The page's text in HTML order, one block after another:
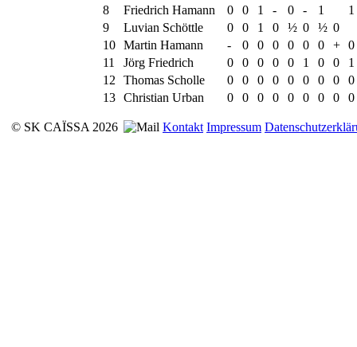
8
Friedrich Hamann 0 0 1 - 0 - 1
1
9
Luvian Schöttle 0 0 1 0 ½ 0 ½ 0
10 Martin Hamann - 0 0 0 0 0 0 + 0
11
Jörg Friedrich 0 0 0 0 0 1 0 0
1
12
Thomas Scholle 0 0 0 0 0 0 0 0
0
13 Christian Urban 0 0 0 0 0 0 0 0 0
© SK CAÏSSA 2026 Kontakt Impressum